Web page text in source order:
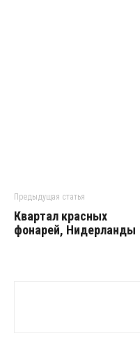
Предыдущая статья
Квартал красных
фонарей, Нидерланды